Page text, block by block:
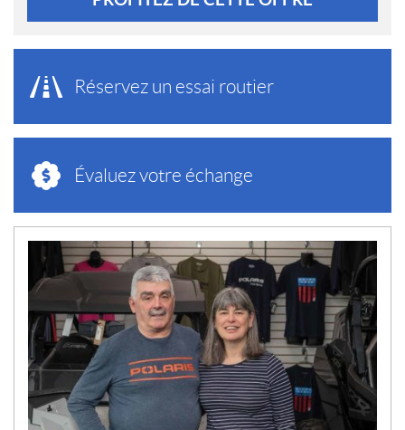
Réservez un essai routier
Évaluez votre échange
N
U
V
E
L
L
E
S